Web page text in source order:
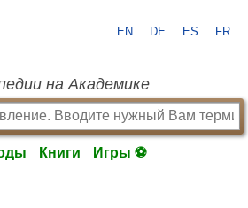
EN DE ES FR
на Академике
Книги Игры ⚽